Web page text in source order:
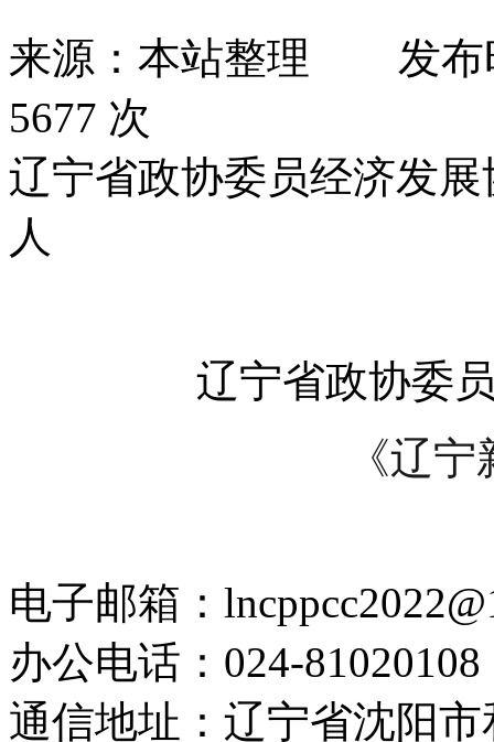
来源：本站整理 发
5677 次
辽宁省政协委员经济发
人
辽宁省政协委
《辽
电子邮箱：
办公电话：024-81020108
通信地址：辽宁省沈阳